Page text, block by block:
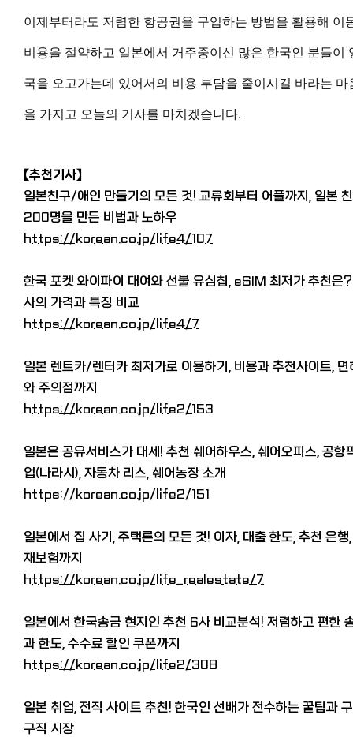
이제부터라도 저렴한 항공권을 구입하는 방법을 활용해 이
비용을 절약하고 일본에서 거주중이신 많은 한국인 분들이
국을 오고가는데 있어서의 비용 부담을 줄이시길 바라는 마
을 가지고 오늘의 기사를 마치겠습니다.
【추천기사】
일본친구/애인 만들기의 모든 것! 교류회부터 어플까지, 일본
200명을 만든 비법과 노하우
https://korean.co.jp/life4/107
한국 포켓 와이파이 대여와 선불 유심칩, eSIM 최저가 추천은
사의 가격과 특징 비교
https://korean.co.jp/life4/7
일본 렌트카/렌터카 최저가로 이용하기, 비용과 추천사이트, 면
와 주의점까지
https://korean.co.jp/life2/153
일본은 공유서비스가 대세! 추천 쉐어하우스, 쉐어오피스, 공항
업(나라시), 자동차 리스, 쉐어농장 소개
https://korean.co.jp/life2/151
일본에서 집 사기, 주택론의 모든 것! 이자, 대출 한도, 추천 은행
재보험까지
https://korean.co.jp/life_realestate/7
일본에서 한국송금 현지인 추천 6사 비교분석! 저렴하고 편한
과 한도, 수수료 할인 쿠폰까지
https://korean.co.jp/life2/308
일본 취업, 전직 사이트 추천! 한국인 선배가 전수하는 꿀팁과
구직 시장